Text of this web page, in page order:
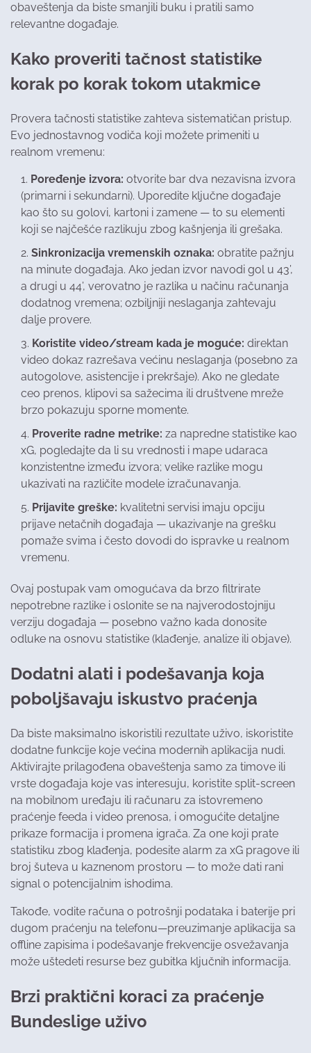
obaveštenja da biste smanjili buku i pratili samo
relevantne događaje.
Kako proveriti tačnost statistike
korak po korak tokom utakmice
Provera tačnosti statistike zahteva sistematičan pristup.
Evo jednostavnog vodiča koji možete primeniti u
realnom vremenu:
Poređenje izvora: otvorite bar dva nezavisna izvora
(primarni i sekundarni). Uporedite ključne događaje
kao što su golovi, kartoni i zamene — to su elementi
koji se najčešće razlikuju zbog kašnjenja ili grešaka.
Sinkronizacija vremenskih oznaka: obratite pažnju
na minute događaja. Ako jedan izvor navodi gol u 43’,
a drugi u 44’, verovatno je razlika u načinu računanja
dodatnog vremena; ozbiljniji neslaganja zahtevaju
dalje provere.
Koristite video/stream kada je moguće: direktan
video dokaz razrešava većinu neslaganja (posebno za
autogolove, asistencije i prekršaje). Ako ne gledate
ceo prenos, klipovi sa sažecima ili društvene mreže
brzo pokazuju sporne momente.
Proverite radne metrike: za napredne statistike kao
xG, pogledajte da li su vrednosti i mape udaraca
konzistentne između izvora; velike razlike mogu
ukazivati na različite modele izračunavanja.
Prijavite greške: kvalitetni servisi imaju opciju
prijave netačnih događaja — ukazivanje na grešku
pomaže svima i često dovodi do ispravke u realnom
vremenu.
Ovaj postupak vam omogućava da brzo filtrirate
nepotrebne razlike i oslonite se na najverodostojniju
verziju događaja — posebno važno kada donosite
odluke na osnovu statistike (klađenje, analize ili objave).
Dodatni alati i podešavanja koja
poboljšavaju iskustvo praćenja
Da biste maksimalno iskoristili rezultate uživo, iskoristite
dodatne funkcije koje većina modernih aplikacija nudi.
Aktivirajte prilagođena obaveštenja samo za timove ili
vrste događaja koje vas interesuju, koristite split-screen
na mobilnom uređaju ili računaru za istovremeno
praćenje feeda i video prenosa, i omogućite detaljne
prikaze formacija i promena igrača. Za one koji prate
statistiku zbog klađenja, podesite alarm za xG pragove ili
broj šuteva u kaznenom prostoru — to može dati rani
signal o potencijalnim ishodima.
Takođe, vodite računa o potrošnji podataka i baterije pri
dugom praćenju na telefonu—preuzimanje aplikacija sa
offline zapisima i podešavanje frekvencije osvežavanja
može uštedeti resurse bez gubitka ključnih informacija.
Brzi praktični koraci za praćenje
Bundeslige uživo